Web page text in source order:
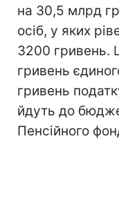
на 30,5 млрд
осіб, у яких
3200 гривень.
гривень
гривень
йдуть до
Пенсійного